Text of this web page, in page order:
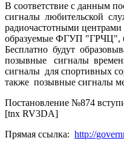
В соответствие с данным
сигналы любительской
радиочастотными
образуемые ФГУП "ГРЧЦ",
Бесплатно будут
позывные сигналы
сигналы для спортивных
также позывные сигналы
Постановление №874
[tnx RV3DA]
Прямая ссылка: http://